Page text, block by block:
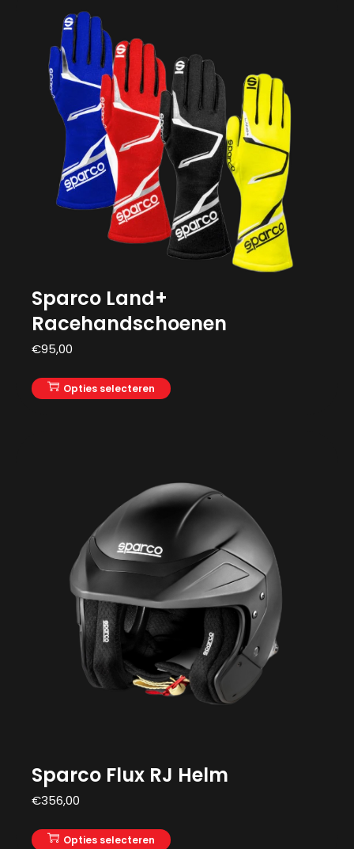
Sparco Land+
Racehandschoenen
€95,00
Opties selecteren
Sparco Flux RJ Helm
€356,00
Opties selecteren